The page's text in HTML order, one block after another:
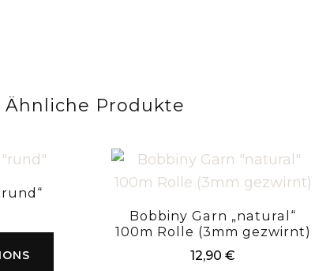
Ähnliche Produkte
Bobbiny Garn „natural“
100m Rolle (3mm gezwirnt)
12,90€